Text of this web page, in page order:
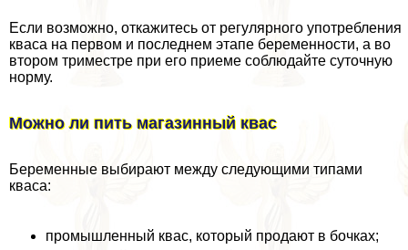
Если возможно, откажитесь от регулярного употрeбления
кваса на первом и последнем этапе беременности, а во
втором триместре при его приеме соблюдайте суточную
норму.
Можно ли пить магазинный квас
Беременные выбирают между следующими типами
кваса:
промышленный квас, который продают в бочках;